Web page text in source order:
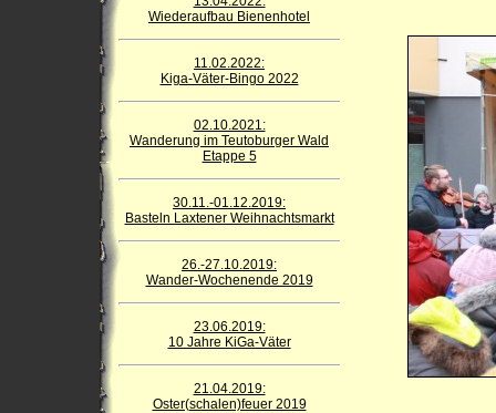
Wiederaufbau Bienenhotel
11.02.2022:
Kiga-Väter-Bingo 2022
02.10.2021:
Wanderung im Teutoburger Wald
Etappe 5
30.11.-01.12.2019:
Basteln Laxtener Weihnachtsmarkt
26.-27.10.2019:
Wander-Wochenende 2019
23.06.2019:
10 Jahre KiGa-Väter
21.04.2019:
Oster(schalen)feuer 2019